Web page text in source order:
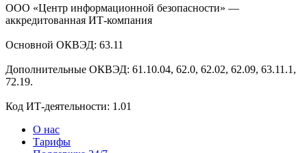
ООО «Центр информационной безопасности» —
аккредитованная ИТ-компания
Основной ОКВЭД: 63.11
Дополнительные ОКВЭД: 61.10.04, 62.0, 62.02, 62.09, 63.11.1,
72.19.
Код ИТ-деятельности: 1.01
О нас
Тарифы